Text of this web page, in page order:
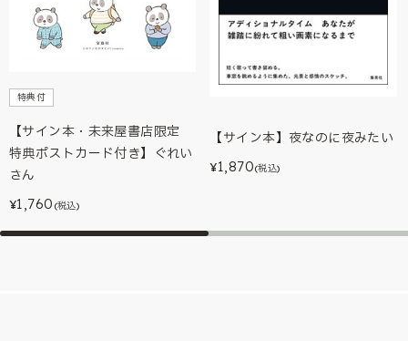
特典付
【サイン本・未来屋書店限定
特典ポストカード付き】ぐれい
さん
¥1,760 (税込)
【サイン本】夜なのに夜みたい
¥1,870(税込)